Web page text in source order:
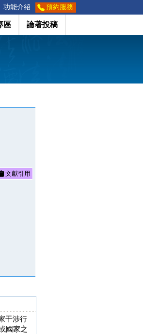
功能介紹 預約服務
區 論著投稿
文獻引用
干涉行
國家之